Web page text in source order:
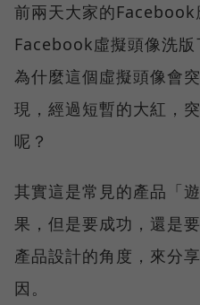
前兩天大家的Facebook
Facebook虛擬頭像洗版
為什麼這個虛擬頭像會
現，經過短暫的大紅，
呢？
其實這是常見的產品「
果，但是要成功，還是
產品設計的角度，來分
因。